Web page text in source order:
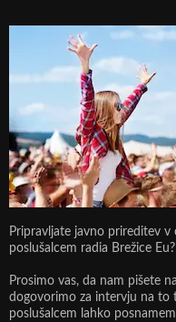
Pripravljate javno prireditev
poslušalcem radia Brežice Eu?
Prosimo vas, da nam pišete
dogovorimo za intervju na to
poslušalcem lahko